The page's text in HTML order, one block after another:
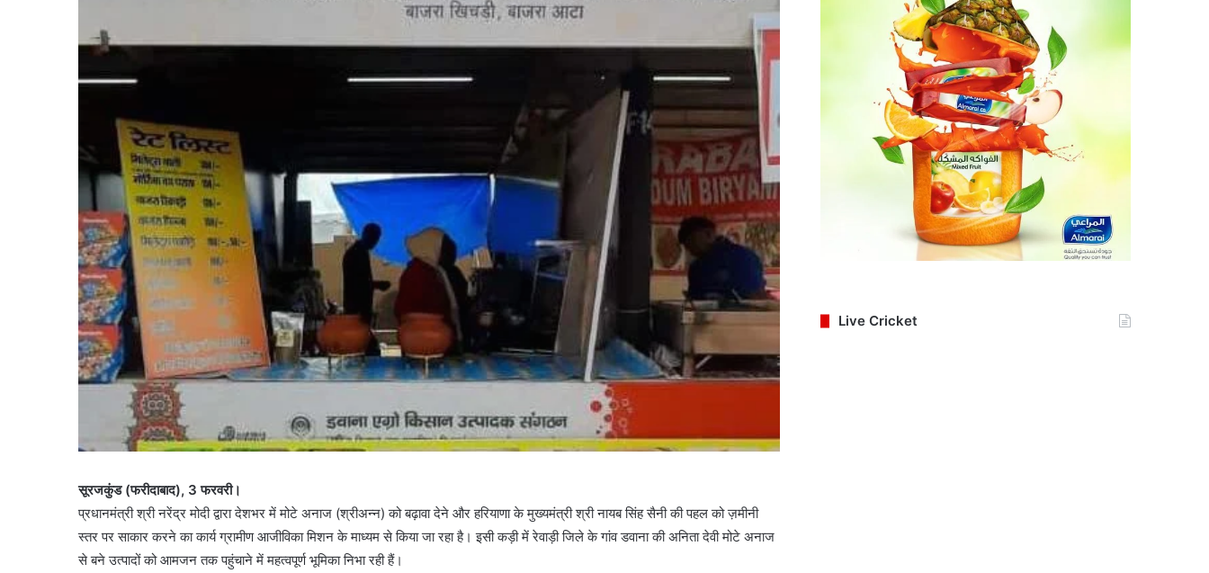
सूरजकुंड (फरीदाबाद), 3 फरवरी।
प्रधानमंत्री श्री नरेंद्र मोदी द्वारा देशभर में मोटे अनाज (श्रीअन्न) को बढ़ावा देने और हरियाणा के मुख्यमंत्री श्री नायब सिंह सैनी की पहल को ज़मीनी
स्तर पर साकार करने का कार्य ग्रामीण आजीविका मिशन के माध्यम से किया जा रहा है। इसी कड़ी में रेवाड़ी जिले के गांव डवाना की अनिता देवी मोटे अनाज
से बने उत्पादों को आमजन तक पहुंचाने में महत्वपूर्ण भूमिका निभा रही हैं।
Live Cricket